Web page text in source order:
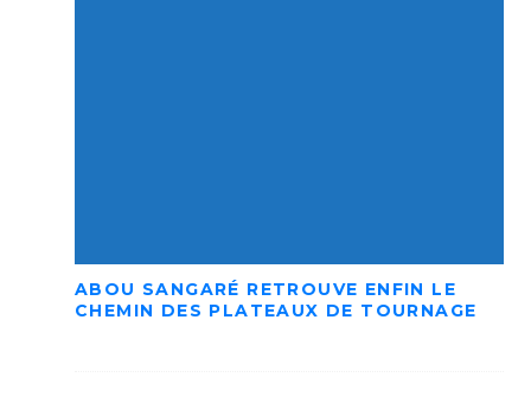
ABOU SANGARÉ RETROUVE ENFIN LE
CHEMIN DES PLATEAUX DE TOURNAGE